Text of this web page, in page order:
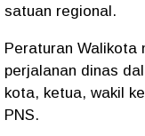
satuan regional.
Peraturan Walikota
perjalanan dinas
kota, ketua, wakil
PNS.